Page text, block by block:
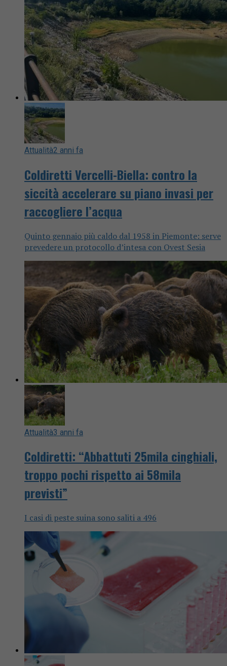
Attualità2 anni fa
Coldiretti Vercelli-Biella: contro la
siccità accelerare su piano invasi per
raccogliere l’acqua
Quinto gennaio più caldo dal 1958 in Piemonte: serve
prevedere un protocollo d’intesa con Ovest Sesia
Attualità3 anni fa
Coldiretti: “Abbattuti 25mila cinghiali,
troppo pochi rispetto ai 58mila
previsti”
I casi di peste suina sono saliti a 496